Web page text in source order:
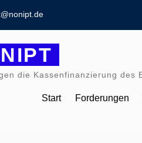
die Kassenfinanzierung des
Start Forderungen